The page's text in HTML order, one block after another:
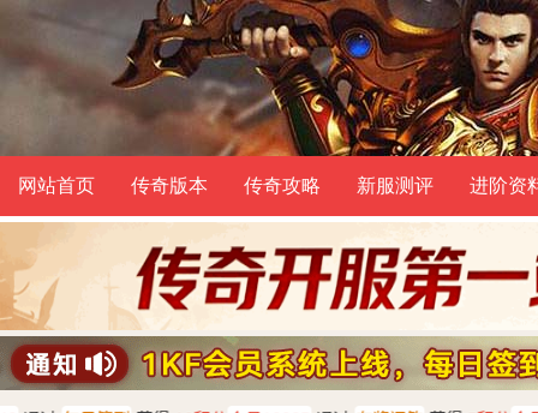
网站首页 传奇版本 传奇攻略 新服测评 进阶资